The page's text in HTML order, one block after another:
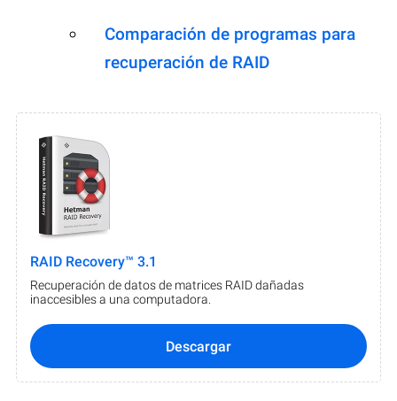
Comparación de programas para
recuperación de RAID
RAID Recovery™ 3.1
Recuperación de datos de matrices RAID dañadas
inaccesibles a una computadora.
Descargar